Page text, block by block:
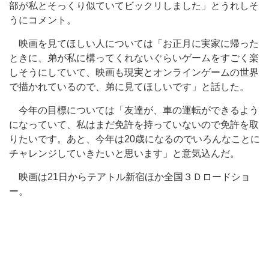
部が私とそっくり似ていてビックリしました」とうれしそ
うにコメント。
映画を見てほしい人については「お正月に実家に帰った
ときに、弟が私に構ってくれないぐらいゲームをすごく楽
しそうにしていて、映画も現実とオンラインゲームの世界
で描かれているので、弟に見てほしいです」と話した。
今年の目標については「友達が、車の運転ができるよう
になっていて、私はまだ免許を持っていないので免許を取
りたいです。あと、今年は20歳になるのでいろんなことに
チャレンジしていきたいと思います」と意気込んだ。
映画は21日からテアトル新宿ほか全国３Ｄロードショ
ー。